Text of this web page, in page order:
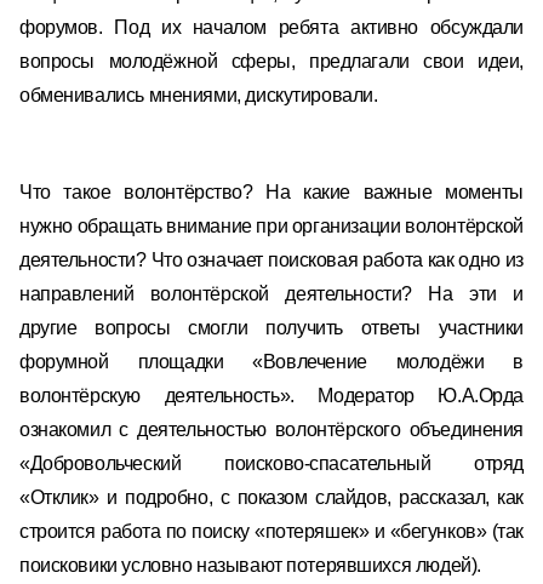
форумов. Под их началом ребята активно обсуждали
вопросы молодёжной сферы, предлагали свои идеи,
обменивались мнениями, дискутировали.
Что такое волонтёрство? На какие важные моменты
нужно обращать внимание при организации волонтёрской
деятельности? Что означает поисковая работа как одно из
направлений волонтёрской деятельности? На эти и
другие вопросы смогли получить ответы участники
форумной площадки «Вовлечение молодёжи в
волонтёрскую деятельность». Модератор Ю.А.Орда
ознакомил с деятельностью волонтёрского объединения
«Добровольческий поисково-спасательный отряд
«Отклик» и подробно, с показом слайдов, рассказал, как
строится работа по поиску «потеряшек» и «бегунков» (так
поисковики условно называют потерявшихся людей).